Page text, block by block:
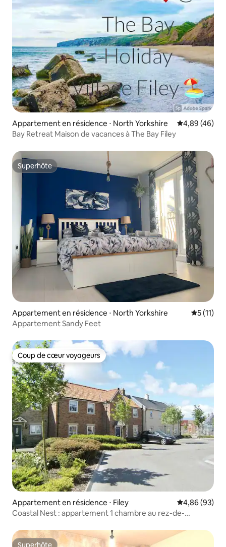
Appartement en résidence ⋅ North Yorkshire Évaluation
4,89 (46)
Bay Retreat Maison de vacances à The Bay Filey
Superhôte
Superhôte
Appartement en résidence ⋅ North Yorkshire
5 (11)
Appartement Sandy Feet
Coup de cœur voyageurs
Coup de cœur voyageurs
Appartement en résidence ⋅ Filey Évaluation
4,86 (93)
Coastal Nest : appartement 1 chambre au rez-de-
Superhôte